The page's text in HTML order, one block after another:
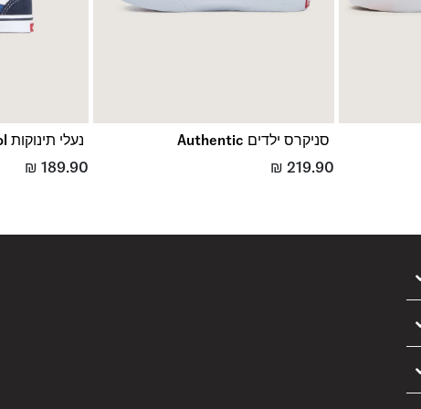
סניקרס ילדים Authentic
₪ 219.90
נעלי תינוקות Old Skool
₪ 189.90